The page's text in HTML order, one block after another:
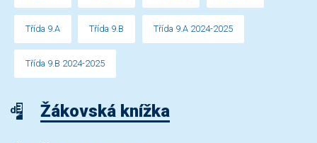
Třída 9.A Třída 9.B Třída 9.A 2024-2025
Třída 9.B 2024-2025
Žákovská knížka